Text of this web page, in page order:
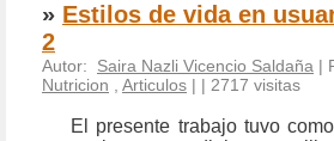
» Estilos de vida en
2
Autor: Saira Nazli Vicencio Saldaña |
Nutricion , Articulos | | 2717 visitas
El presente trabajo tuvo